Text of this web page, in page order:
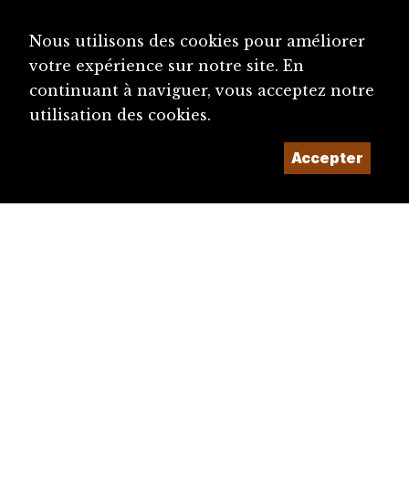
Nous utilisons des cookies pour améliorer
votre expérience sur notre site. En
continuant à naviguer, vous acceptez notre
utilisation des cookies.
Accepter